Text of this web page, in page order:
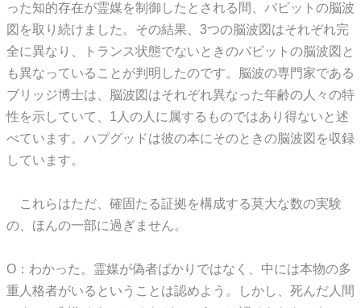
った知的存在が霊媒を制御したとされる間、バビットの脳波
図を取り続けました。その結果、3つの脳波図はそれぞれ完
全に異なり、トランス状態でないときのバビットの脳波図と
も異なっていることが判明したのです。脳波の専門家である
ブリッジ博士は、脳波図はそれぞれ異なった年齢の人々の特
性を示していて、1人の人に属するものではあり得ないと述
べています。ハプグッドは彼の本にそのときの脳波図を収録
しています。
これらはただ、確固たる証拠を構成する莫大な数の実験
の、ほんの一部に過ぎません。
O：わかった。霊媒が偽者ばかりではなく、中には本物の多
重人格者がいるということは認めよう。しかし、死んだ人間